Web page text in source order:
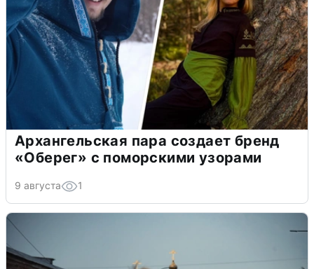
Архангельская пара создает бренд
«Оберег» с поморскими узорами
9 августа 1